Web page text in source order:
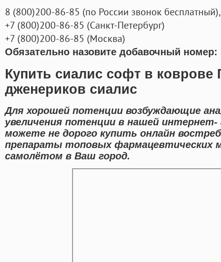
8 (800)200-86-85 (по России звонок бесплатный),
+7 (800)200-86-85 (Санкт-Петербург)
+7 (800)200-86-85 (Москва)
Обязательно назовите добавочный номер:
Купить сиалис софт в коврове
дженериков сиалис
Для хорошей потенции возбуждающие
увеличения потенции в нашей
можете не дорого купить онлайн
препараты топовых фармацевтических
самолётом в Ваш город.